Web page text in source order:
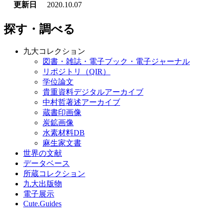
更新日
2020.10.07
探す・調べる
九大コレクション
図書・雑誌・電子ブック・電子ジャーナル
リポジトリ（QIR）
学位論文
貴重資料デジタルアーカイブ
中村哲著述アーカイブ
蔵書印画像
炭鉱画像
水素材料DB
麻生家文書
世界の文献
データベース
所蔵コレクション
九大出版物
電子展示
Cute.Guides